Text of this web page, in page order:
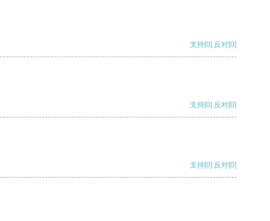
支持[0] 反对[0]
支持[0] 反对[0]
支持[0] 反对[0]